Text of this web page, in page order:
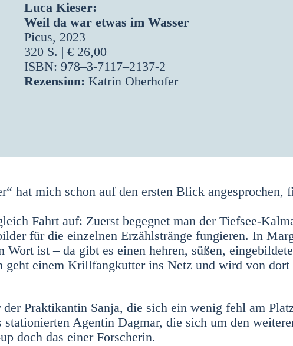
Luca Kie­ser:
Weil da war etwas im Was­ser
Picus, 2023
320 S. | € 26,00
ISBN: 978–3‑7117–2137‑2
Rezen­si­on: Kat­rin Ober­ho­fer
hat mich schon auf den ers­ten Blick
Fahrt auf: Zuerst begeg­net man der Tief­see-
für die ein­zel­nen Erzähl­strän­ge fun­gie­ren. In
Wort ist – da gibt es einen heh­ren, süßen,
einem Krill­fang­kut­ter ins Netz und wird von dort
Prak­ti­kan­tin San­ja, die sich ein wenig fehl am
Agen­tin Dag­mar, die sich um den
doch das einer For­sche­rin.